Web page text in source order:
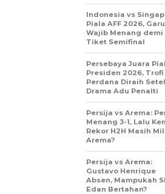
Indonesia vs
Piala AFF 2026,
Wajib Menang demi
Tiket Semifinal
Persebaya Juara
Presiden 2026, Trofi
Perdana Diraih
Drama Adu Penalti
Persija vs Arema:
Menang 3-1, Lalu
Rekor H2H Masih
Arema?
Persija vs Arema:
Gustavo Henrique
Absen, Mampukah
Edan Bertahan?